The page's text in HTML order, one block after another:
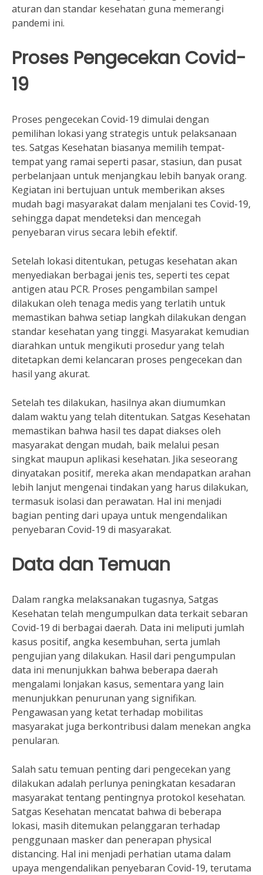
aturan dan standar kesehatan guna memerangi
pandemi ini.
Proses Pengecekan Covid-
19
Proses pengecekan Covid-19 dimulai dengan
pemilihan lokasi yang strategis untuk pelaksanaan
tes. Satgas Kesehatan biasanya memilih tempat-
tempat yang ramai seperti pasar, stasiun, dan pusat
perbelanjaan untuk menjangkau lebih banyak orang.
Kegiatan ini bertujuan untuk memberikan akses
mudah bagi masyarakat dalam menjalani tes Covid-19,
sehingga dapat mendeteksi dan mencegah
penyebaran virus secara lebih efektif.
Setelah lokasi ditentukan, petugas kesehatan akan
menyediakan berbagai jenis tes, seperti tes cepat
antigen atau PCR. Proses pengambilan sampel
dilakukan oleh tenaga medis yang terlatih untuk
memastikan bahwa setiap langkah dilakukan dengan
standar kesehatan yang tinggi. Masyarakat kemudian
diarahkan untuk mengikuti prosedur yang telah
ditetapkan demi kelancaran proses pengecekan dan
hasil yang akurat.
Setelah tes dilakukan, hasilnya akan diumumkan
dalam waktu yang telah ditentukan. Satgas Kesehatan
memastikan bahwa hasil tes dapat diakses oleh
masyarakat dengan mudah, baik melalui pesan
singkat maupun aplikasi kesehatan. Jika seseorang
dinyatakan positif, mereka akan mendapatkan arahan
lebih lanjut mengenai tindakan yang harus dilakukan,
termasuk isolasi dan perawatan. Hal ini menjadi
bagian penting dari upaya untuk mengendalikan
penyebaran Covid-19 di masyarakat.
Data dan Temuan
Dalam rangka melaksanakan tugasnya, Satgas
Kesehatan telah mengumpulkan data terkait sebaran
Covid-19 di berbagai daerah. Data ini meliputi jumlah
kasus positif, angka kesembuhan, serta jumlah
pengujian yang dilakukan. Hasil dari pengumpulan
data ini menunjukkan bahwa beberapa daerah
mengalami lonjakan kasus, sementara yang lain
menunjukkan penurunan yang signifikan.
Pengawasan yang ketat terhadap mobilitas
masyarakat juga berkontribusi dalam menekan angka
penularan.
Salah satu temuan penting dari pengecekan yang
dilakukan adalah perlunya peningkatan kesadaran
masyarakat tentang pentingnya protokol kesehatan.
Satgas Kesehatan mencatat bahwa di beberapa
lokasi, masih ditemukan pelanggaran terhadap
penggunaan masker dan penerapan physical
distancing. Hal ini menjadi perhatian utama dalam
upaya mengendalikan penyebaran Covid-19, terutama